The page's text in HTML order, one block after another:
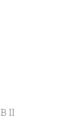
II